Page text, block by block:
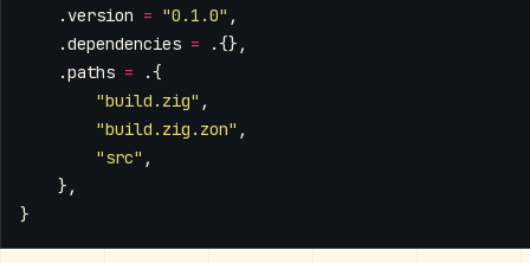
. version = "0.1.0" ,
.dependencies =
.{},
.paths =
.{
"build.zig" ,
"build.zig.zon" ,
"src" ,
},
}